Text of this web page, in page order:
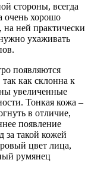
стороны, всегда
очень хорошо
на ней практически
ухаживать
появляются
как склонна к
увеличенные
Тонкая кожа –
в отличие,
появление
такой кожей
цвет лица,
румянец